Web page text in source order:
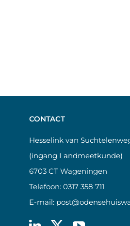
CONTACT
Hesselink van
(ingang Landmeetkunde)
6703 CT Wageningen
Telefoon: 0317 358 711
E-mail: